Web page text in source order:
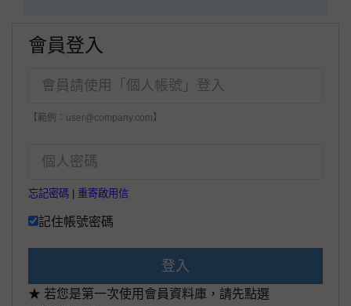
會員登入
【範例：user@company.com】
忘記密碼 重寄啟用信
記住帳號密碼
登入
★ 若您是第一次使用會員資料庫，請先點選